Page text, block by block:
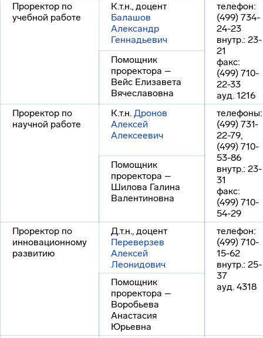
Проректор по
учебной работе
К.т.н., доцент
Балашов
Александр
Геннадьевич
телефон:
(499) 734-
24-23
внутр.: 23-
21
факс:
(499) 710-
22-33
ауд. 1216
Помощник
проректора –
Вейс Елизавета
Вячеславовна
Проректор по
научной работе
К.т.н. Дронов
Алексей
Алексеевич
телефоны:
(499) 731-
22-79,
(499) 710-
53-86
внутр.: 23-
31
факс:
(499) 710-
54-29
Помощник
проректора –
Шилова Галина
Валентиновна
Проректор по
инновационному
развитию
Д.т.н., доцент
Переверзев
Алексей
Леонидович
телефон:
(499) 710-
15-62
внутр.: 25-
37
ауд. 4318
Помощник
проректора –
Воробьева
Анастасия
Юрьевна